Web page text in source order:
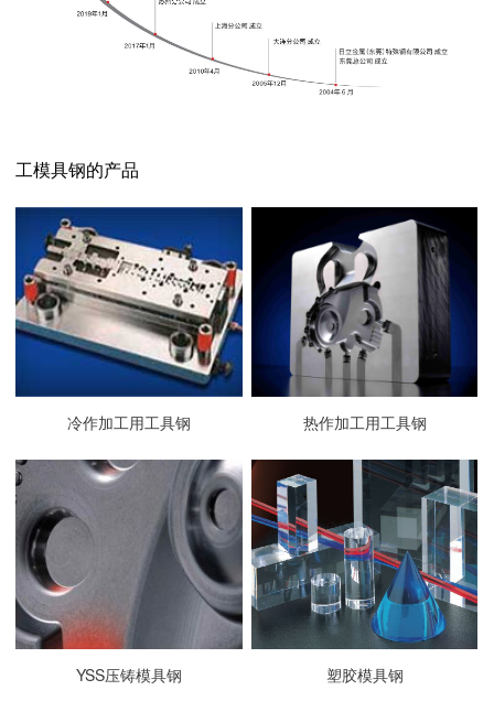
工模具钢的产品
冷作加工用工具钢 热作加工用工具钢
YSS压铸模具钢 塑胶模具钢